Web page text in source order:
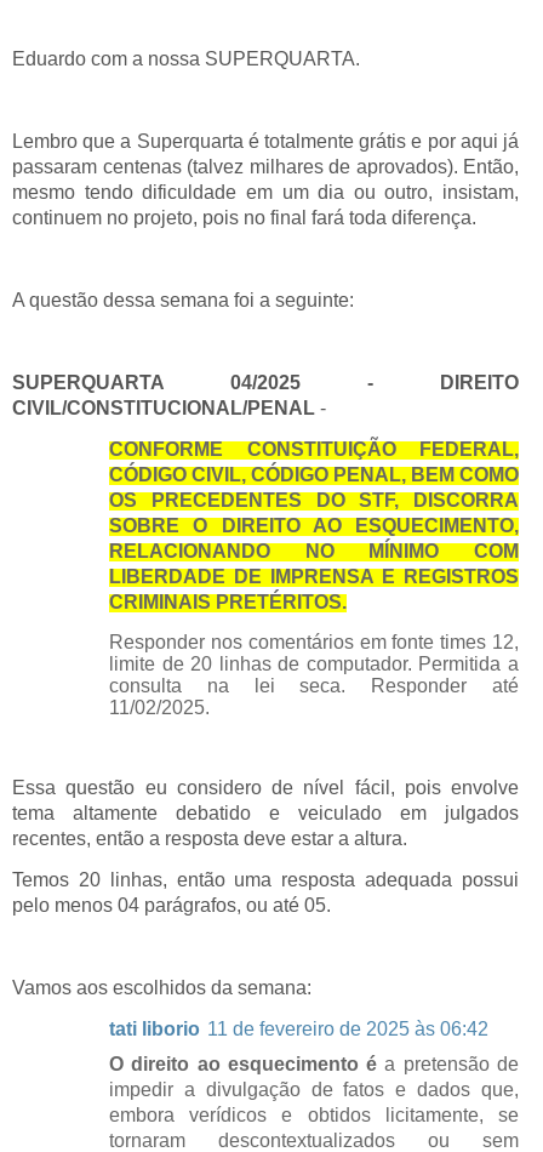
Eduardo com a nossa SUPERQUARTA.
Lembro que a Superquarta é totalmente grátis e por aqui já
passaram centenas (talvez milhares de aprovados). Então,
mesmo tendo dificuldade em um dia ou outro, insistam,
continuem no projeto, pois no final fará toda diferença.
A questão dessa semana foi a seguinte:
SUPERQUARTA 04/2025 - DIREITO
CIVIL/CONSTITUCIONAL/PENAL -
CONFORME CONSTITUIÇÃO FEDERAL,
CÓDIGO CIVIL, CÓDIGO PENAL, BEM COMO
OS PRECEDENTES DO STF, DISCORRA
SOBRE O DIREITO AO ESQUECIMENTO,
RELACIONANDO NO MÍNIMO COM
LIBERDADE DE IMPRENSA E REGISTROS
CRIMINAIS PRETÉRITOS.
Responder nos comentários em fonte times 12,
limite de 20 linhas de computador. Permitida a
consulta na lei seca. Responder até
11/02/2025.
Essa questão eu considero de nível fácil, pois envolve
tema altamente debatido e veiculado em julgados
recentes, então a resposta deve estar a altura.
Temos 20 linhas, então uma resposta adequada possui
pelo menos 04 parágrafos, ou até 05.
Vamos aos escolhidos da semana:
tati liborio 11 de fevereiro de 2025 às 06:42
O direito ao esquecimento é a pretensão de
impedir a divulgação de fatos e dados que,
embora verídicos e obtidos licitamente, se
tornaram descontextualizados ou sem